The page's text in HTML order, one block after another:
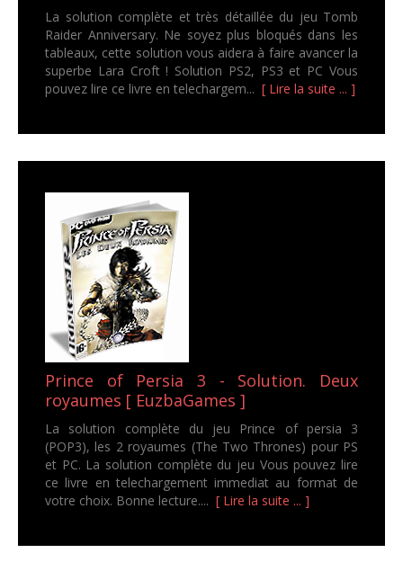
La solution complète et très détaillée du jeu Tomb
Raider Anniversary. Ne soyez plus bloqués dans les
tableaux, cette solution vous aidera à faire avancer la
superbe Lara Croft ! Solution PS2, PS3 et PC Vous
pouvez lire ce livre en telechargem... [ Lire la suite ... ]
Prince of Persia 3 - Solution. Deux
royaumes [ EuzbaGames ]
La solution complète du jeu Prince of persia 3
(POP3), les 2 royaumes (The Two Thrones) pour PS
et PC. La solution complète du jeu Vous pouvez lire
ce livre en telechargement immediat au format de
votre choix. Bonne lecture.... [ Lire la suite ... ]